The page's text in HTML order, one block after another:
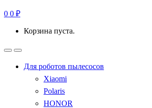
0 0 ₽
Корзина пуста.
Для роботов пылесосов
Xiaomi
Polaris
HONOR